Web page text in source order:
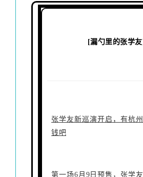
[漏勺里的张学友]
张学友新巡演开启，有杭
钱吧
第一场6月9日预售，张学